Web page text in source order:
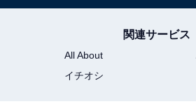
関連サービス
All About
イチオシ